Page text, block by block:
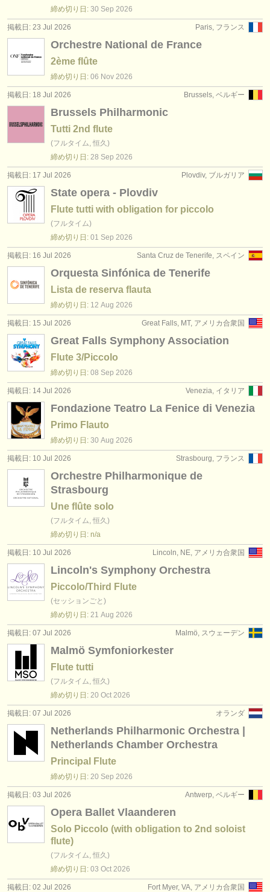
お問い合わせ
rss feeds
クラシック音楽ニュース
出版社:
掲載方法
find out about ourATS
faq
ログイン
締め切り日: 30 Sep 2026
Paris, フランス
掲載日: 23 Jul 2026
Orchestre National de France
2ème flûte
締め切り日: 06 Nov 2026
Brussels, ベルギー
掲載日: 18 Jul 2026
Brussels Philharmonic
Tutti 2nd flute
(フルタイム, 恒久)
締め切り日: 28 Sep 2026
Plovdiv, ブルガリア
掲載日: 17 Jul 2026
State opera - Plovdiv
Flute tutti with obligation for piccolo
(フルタイム)
締め切り日: 01 Sep 2026
Santa Cruz de Tenerife, スペイン
掲載日: 16 Jul 2026
Orquesta Sinfónica de Tenerife
Lista de reserva flauta
締め切り日: 12 Aug 2026
Great Falls, MT, アメリカ合衆国
掲載日: 15 Jul 2026
Great Falls Symphony Association
Flute 3/Piccolo
締め切り日: 08 Sep 2026
Venezia, イタリア
掲載日: 14 Jul 2026
Fondazione Teatro La Fenice di Venezia
Primo Flauto
締め切り日: 30 Aug 2026
Strasbourg, フランス
掲載日: 10 Jul 2026
Orchestre Philharmonique de
Strasbourg
Une flûte solo
(フルタイム, 恒久)
締め切り日: n/a
Lincoln, NE, アメリカ合衆国
掲載日: 10 Jul 2026
Lincoln's Symphony Orchestra
Piccolo/Third Flute
(セッションごと)
締め切り日: 21 Aug 2026
Malmö, スウェーデン
掲載日: 07 Jul 2026
Malmö Symfoniorkester
Flute tutti
(フルタイム, 恒久)
締め切り日: 20 Oct 2026
オランダ
掲載日: 07 Jul 2026
Netherlands Philharmonic Orchestra |
Netherlands Chamber Orchestra
Principal Flute
締め切り日: 20 Sep 2026
Antwerp, ベルギー
掲載日: 03 Jul 2026
Opera Ballet Vlaanderen
Solo Piccolo (with obligation to 2nd soloist
flute)
(フルタイム, 恒久)
締め切り日: 03 Oct 2026
Fort Myer, VA, アメリカ合衆国
掲載日: 02 Jul 2026